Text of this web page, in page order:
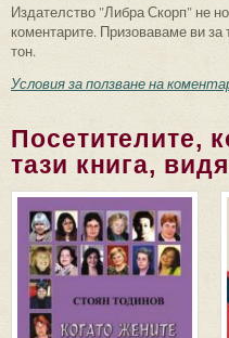
Издателство "Либра Скорп" не
коментарите. Призоваваме ви за
тон.
Условия за ползване на
Посетителите,
тази книга,